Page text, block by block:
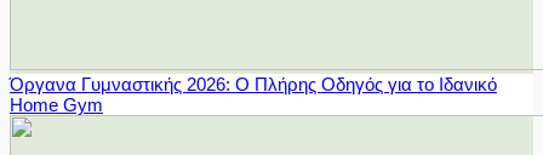
Όργανα Γυμναστικής 2026: Ο Πλήρης Οδηγός για το Ιδανικό
Home Gym